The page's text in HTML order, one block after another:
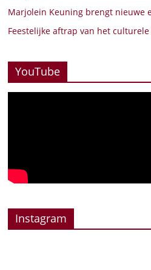
Marjolein Keuning brengt nieuwe
Feestelijke aftrap van het culturele
YouTube
Instagram